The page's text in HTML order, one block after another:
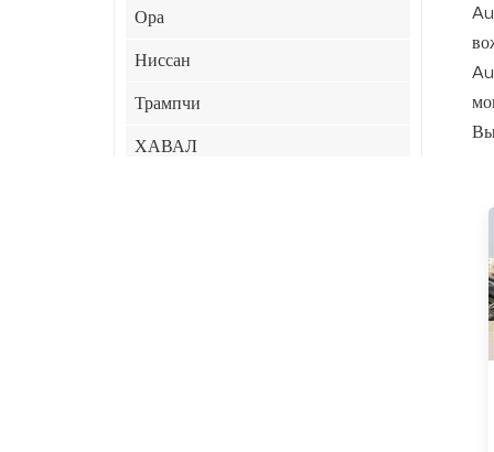
Ора
Ниссан
Трампчи
ХАВАЛ